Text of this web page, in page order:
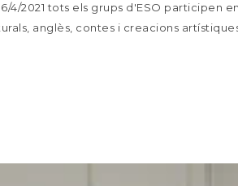
4/2021 tots els grups d'ESO participen
anglès, contes i creacions